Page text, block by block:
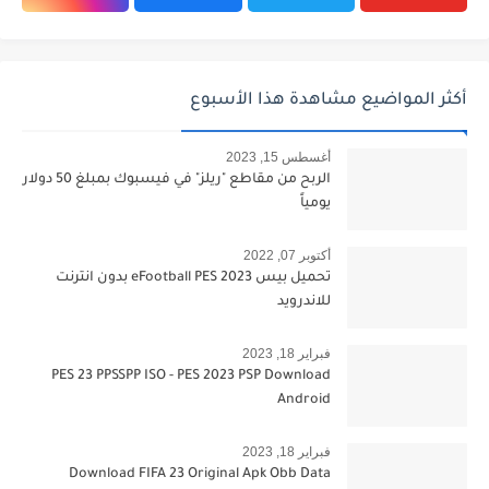
أكثر المواضيع مشاهدة هذا الأسبوع
أغسطس 15, 2023
الربح من مقاطع "ريلز" في فيسبوك بمبلغ 50 دولار
يومياً
أكتوبر 07, 2022
تحميل بيس 2023 eFootball PES بدون انترنت
للاندرويد
فبراير 18, 2023
PES 23 PPSSPP ISO - PES 2023 PSP Download
Android
فبراير 18, 2023
Download FIFA 23 Original Apk Obb Data